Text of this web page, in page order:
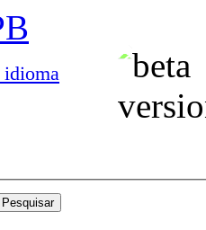
idioma